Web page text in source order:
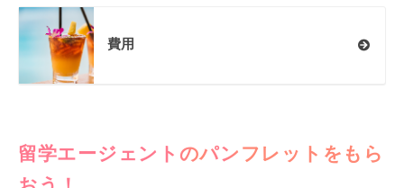
費用
留学エージェントのパンフレットをもら